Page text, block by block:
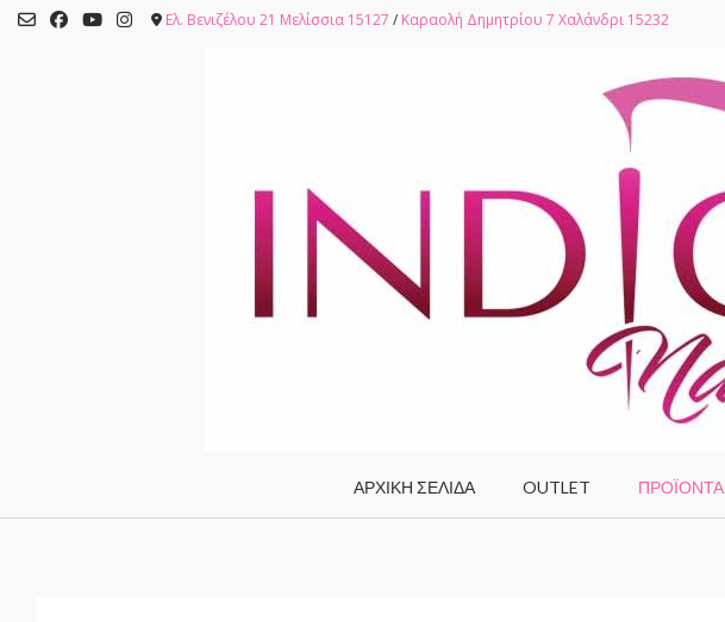
Skip
Ελ. Βενιζέλου 21 Μελίσσια 15127 / Καραολή Δημητρίου 7 Χαλάνδρι 15232
ΑΡΧΙΚΗ ΣΕΛΙΔΑ OUTLET ΠΡΟΪΌΝΤΑ